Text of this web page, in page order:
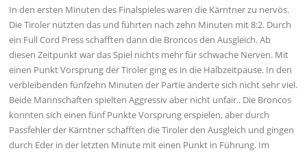
In den ersten Minuten des Finalspieles waren die Kärntner zu nervös.
Die Tiroler nützten das und führten nach zehn Minuten mit 8:2. Durch
ein Full Cord Press schafften dann die Broncos den Ausgleich. Ab
diesen Zeitpunkt war das Spiel nichts mehr für schwache Nerven. Mit
einen Punkt Vorsprung der Tiroler ging es in die Halbzeitpause. In den
verbleibenden fünfzehn Minuten der Partie änderte sich nicht sehr viel.
Beide Mannschaften spielten Aggressiv aber nicht unfair.. Die Broncos
konnten sich einen fünf Punkte Vorsprung erspielen, aber durch
Passfehler der Kärntner schafften die Tiroler den Ausgleich und gingen
durch Eder in der letzten Minute mit einen Punkt in Führung. Im